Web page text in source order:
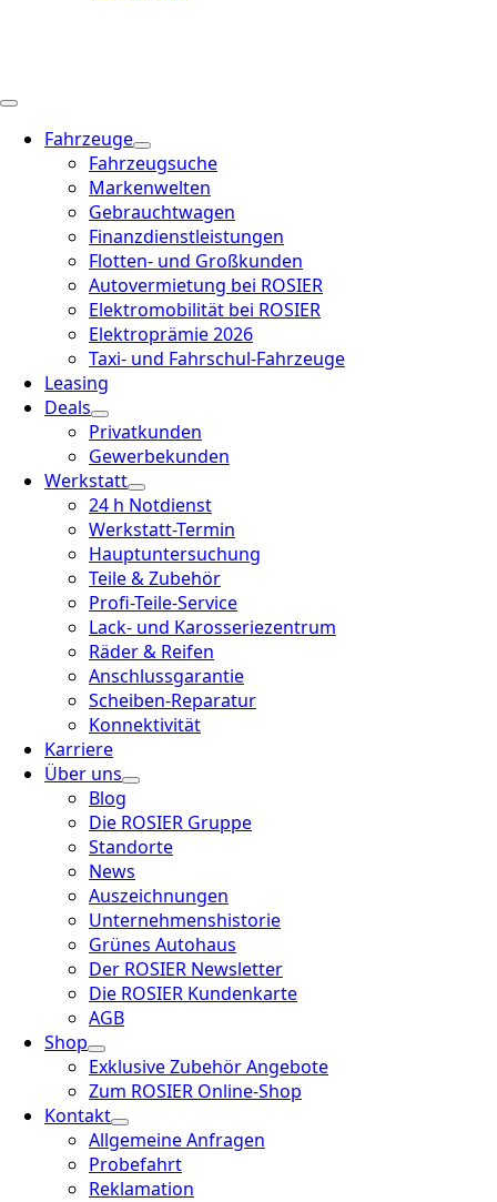
Fahrzeuge
Fahrzeugsuche
Markenwelten
Gebrauchtwagen
Finanzdienstleistungen
Flotten- und Großkunden
Autovermietung bei ROSIER
Elektromobilität bei ROSIER
Elektroprämie 2026
Taxi- und Fahrschul-Fahrzeuge
Leasing
Deals
Privatkunden
Gewerbekunden
Werkstatt
24 h Notdienst
Werkstatt-Termin
Hauptuntersuchung
Teile & Zubehör
Profi-Teile-Service
Lack- und Karosseriezentrum
Räder & Reifen
Anschlussgarantie
Scheiben-Reparatur
Konnektivität
Karriere
Über uns
Blog
Die ROSIER Gruppe
Standorte
News
Auszeichnungen
Unternehmenshistorie
Grünes Autohaus
Der ROSIER Newsletter
Die ROSIER Kundenkarte
AGB
Shop
Exklusive Zubehör Angebote
Zum ROSIER Online-Shop
Kontakt
Allgemeine Anfragen
Probefahrt
Reklamation